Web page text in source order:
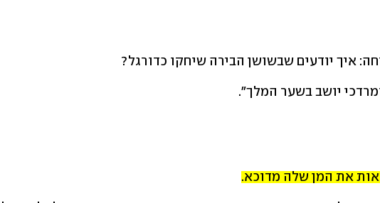
איך יודעים שבשושן הבירה שיחקו כדורגל?
יושב בשער המלך".
את המן שלה מדוכא.